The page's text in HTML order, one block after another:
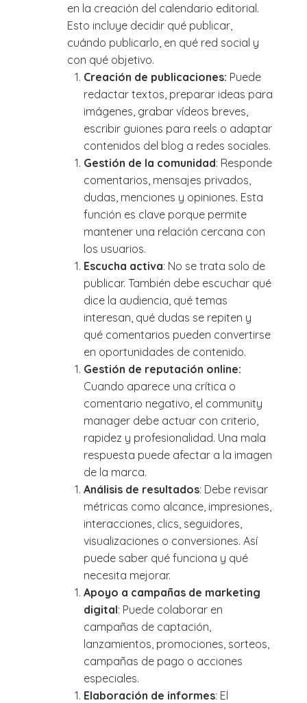
en la creación del calendario editorial.
Esto incluye decidir qué publicar,
cuándo publicarlo, en qué red social y
con qué objetivo.
Creación de publicaciones: Puede
redactar textos, preparar ideas para
imágenes, grabar vídeos breves,
escribir guiones para reels o adaptar
contenidos del blog a redes sociales.
Gestión de la comunidad: Responde
comentarios, mensajes privados,
dudas, menciones y opiniones. Esta
función es clave porque permite
mantener una relación cercana con
los usuarios.
Escucha activa: No se trata solo de
publicar. También debe escuchar qué
dice la audiencia, qué temas
interesan, qué dudas se repiten y
qué comentarios pueden convertirse
en oportunidades de contenido.
Gestión de reputación online:
Cuando aparece una crítica o
comentario negativo, el community
manager debe actuar con criterio,
rapidez y profesionalidad. Una mala
respuesta puede afectar a la imagen
de la marca.
Análisis de resultados: Debe revisar
métricas como alcance, impresiones,
interacciones, clics, seguidores,
visualizaciones o conversiones. Así
puede saber qué funciona y qué
necesita mejorar.
Apoyo a campañas de marketing
digital: Puede colaborar en
campañas de captación,
lanzamientos, promociones, sorteos,
campañas de pago o acciones
especiales.
Elaboración de informes: El